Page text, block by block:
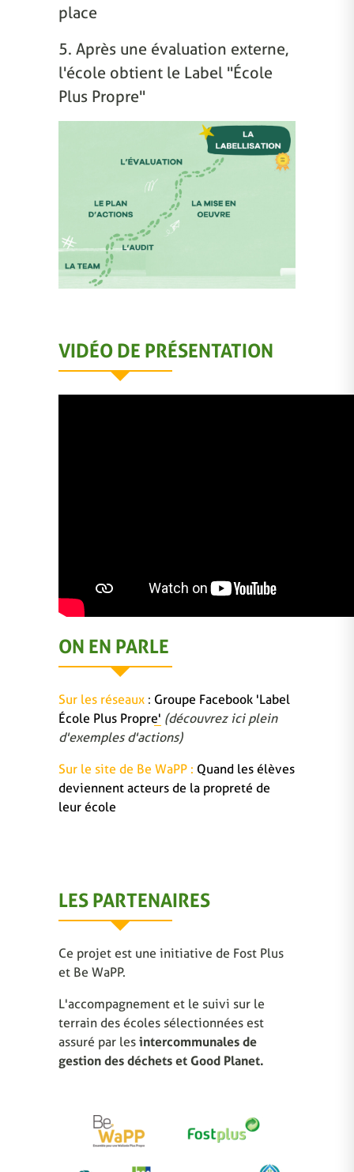
place
5. Après une évaluation externe,
l'école obtient le Label "École
Plus Propre"
VIDÉO DE PRÉSENTATION
ON EN PARLE
Sur les réseaux : Groupe Facebook 'Label
École Plus Propre' (découvrez ici plein
d'exemples d'actions)
Sur le site de Be WaPP : Quand les élèves
deviennent acteurs de la propreté de
leur école
LES PARTENAIRES
Ce projet est une initiative de Fost Plus
et Be WaPP.
L'accompagnement et le suivi sur le
terrain des écoles sélectionnées est
assuré par les intercommunales de
gestion des déchets et Good Planet.